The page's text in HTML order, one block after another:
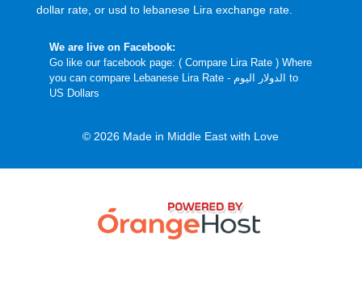
dollar rate, or usd to lebanese Lira exchange rate.
We are live on Facebook:
Go like our facebook page: ( Compare Lira Rate) Where
you can compare Lebanese Lira Rate - الدولار اليوم to
US Dollars
© 2026 Made in Middle East with Love